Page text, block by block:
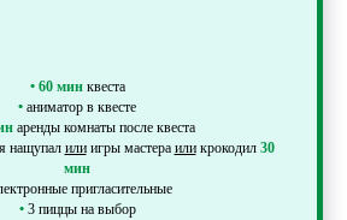
• 60 минквеста
• аниматор в квесте
аренды комнаты после квеста
нащупал илиигры мастера иликрокодил 30
мин
пригласительные
• 3 пиццы на выбор